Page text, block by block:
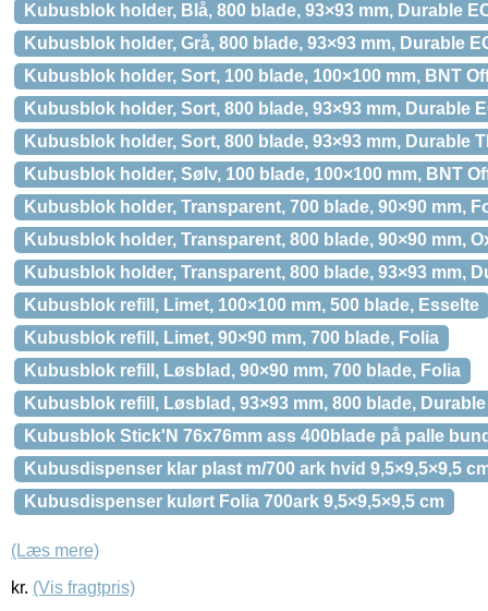
Kubusblok holder, Blå, 800 blade, 93×93 mm, Durable
Kubusblok holder, Grå, 800 blade, 93×93 mm, Durable
Kubusblok holder, Sort, 100 blade, 100×100 mm, BNT
Kubusblok holder, Sort, 800 blade, 93×93 mm, Durable
Kubusblok holder, Sort, 800 blade, 93×93 mm, Durable
Kubusblok holder, Sølv, 100 blade, 100×100 mm, BNT
Kubusblok holder, Transparent, 700 blade, 90×90 mm,
Kubusblok holder, Transparent, 800 blade, 90×90 mm,
Kubusblok holder, Transparent, 800 blade, 93×93 mm,
Kubusblok refill, Limet, 100×100 mm, 500 blade, Esselte
Kubusblok refill, Limet, 90×90 mm, 700 blade, Folia
Kubusblok refill, Løsblad, 90×90 mm, 700 blade, Folia
Kubusblok refill, Løsblad, 93×93 mm, 800 blade,
Kubusblok Stick'N 76x76mm ass 400blade på palle
Kubusdispenser klar plast m/700 ark hvid 9,5×9,5×9,5
Kubusdispenser kulørt Folia 700ark 9,5×9,5×9,5 cm
(Læs mere)
kr. (Vis fragtpris)